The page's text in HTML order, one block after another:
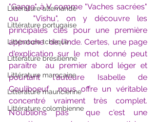
Littérature allemande
Littérature portugaise
Littérature tchèque
Littérature brésilienne
Littérature marocaine
Littérature mauricienne
Littérature colombienne
"Gange" à V comme "Vaches sacrées"
ou  "Vishu", on y découvre les
principales clés pour une première
approche  de l'Inde. Certes, une page
d'explication sur le mot donné peut
paraître  au premier abord léger et
pourtant l'auteure Isabelle de
Couliboeuf  nous offre un véritable
concentré vraiment très complet.
N'oublions pas  que c'est une